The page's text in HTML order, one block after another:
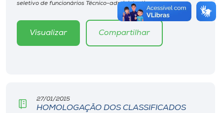
seletivo de funcionários Técnico-administrativos.
Visualizar Compartilhar
27/01/2015
HOMOLOGAÇÃO DOS CLASSIFICADOS